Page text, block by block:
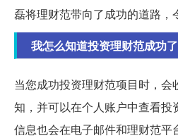
磊将理财范带向了成功的道路，
我怎么知道投资理财范成功
当您成功投资理财范项目时，会
知，并可以在个人账户中查看投
信息也会在电子邮件和理财范平